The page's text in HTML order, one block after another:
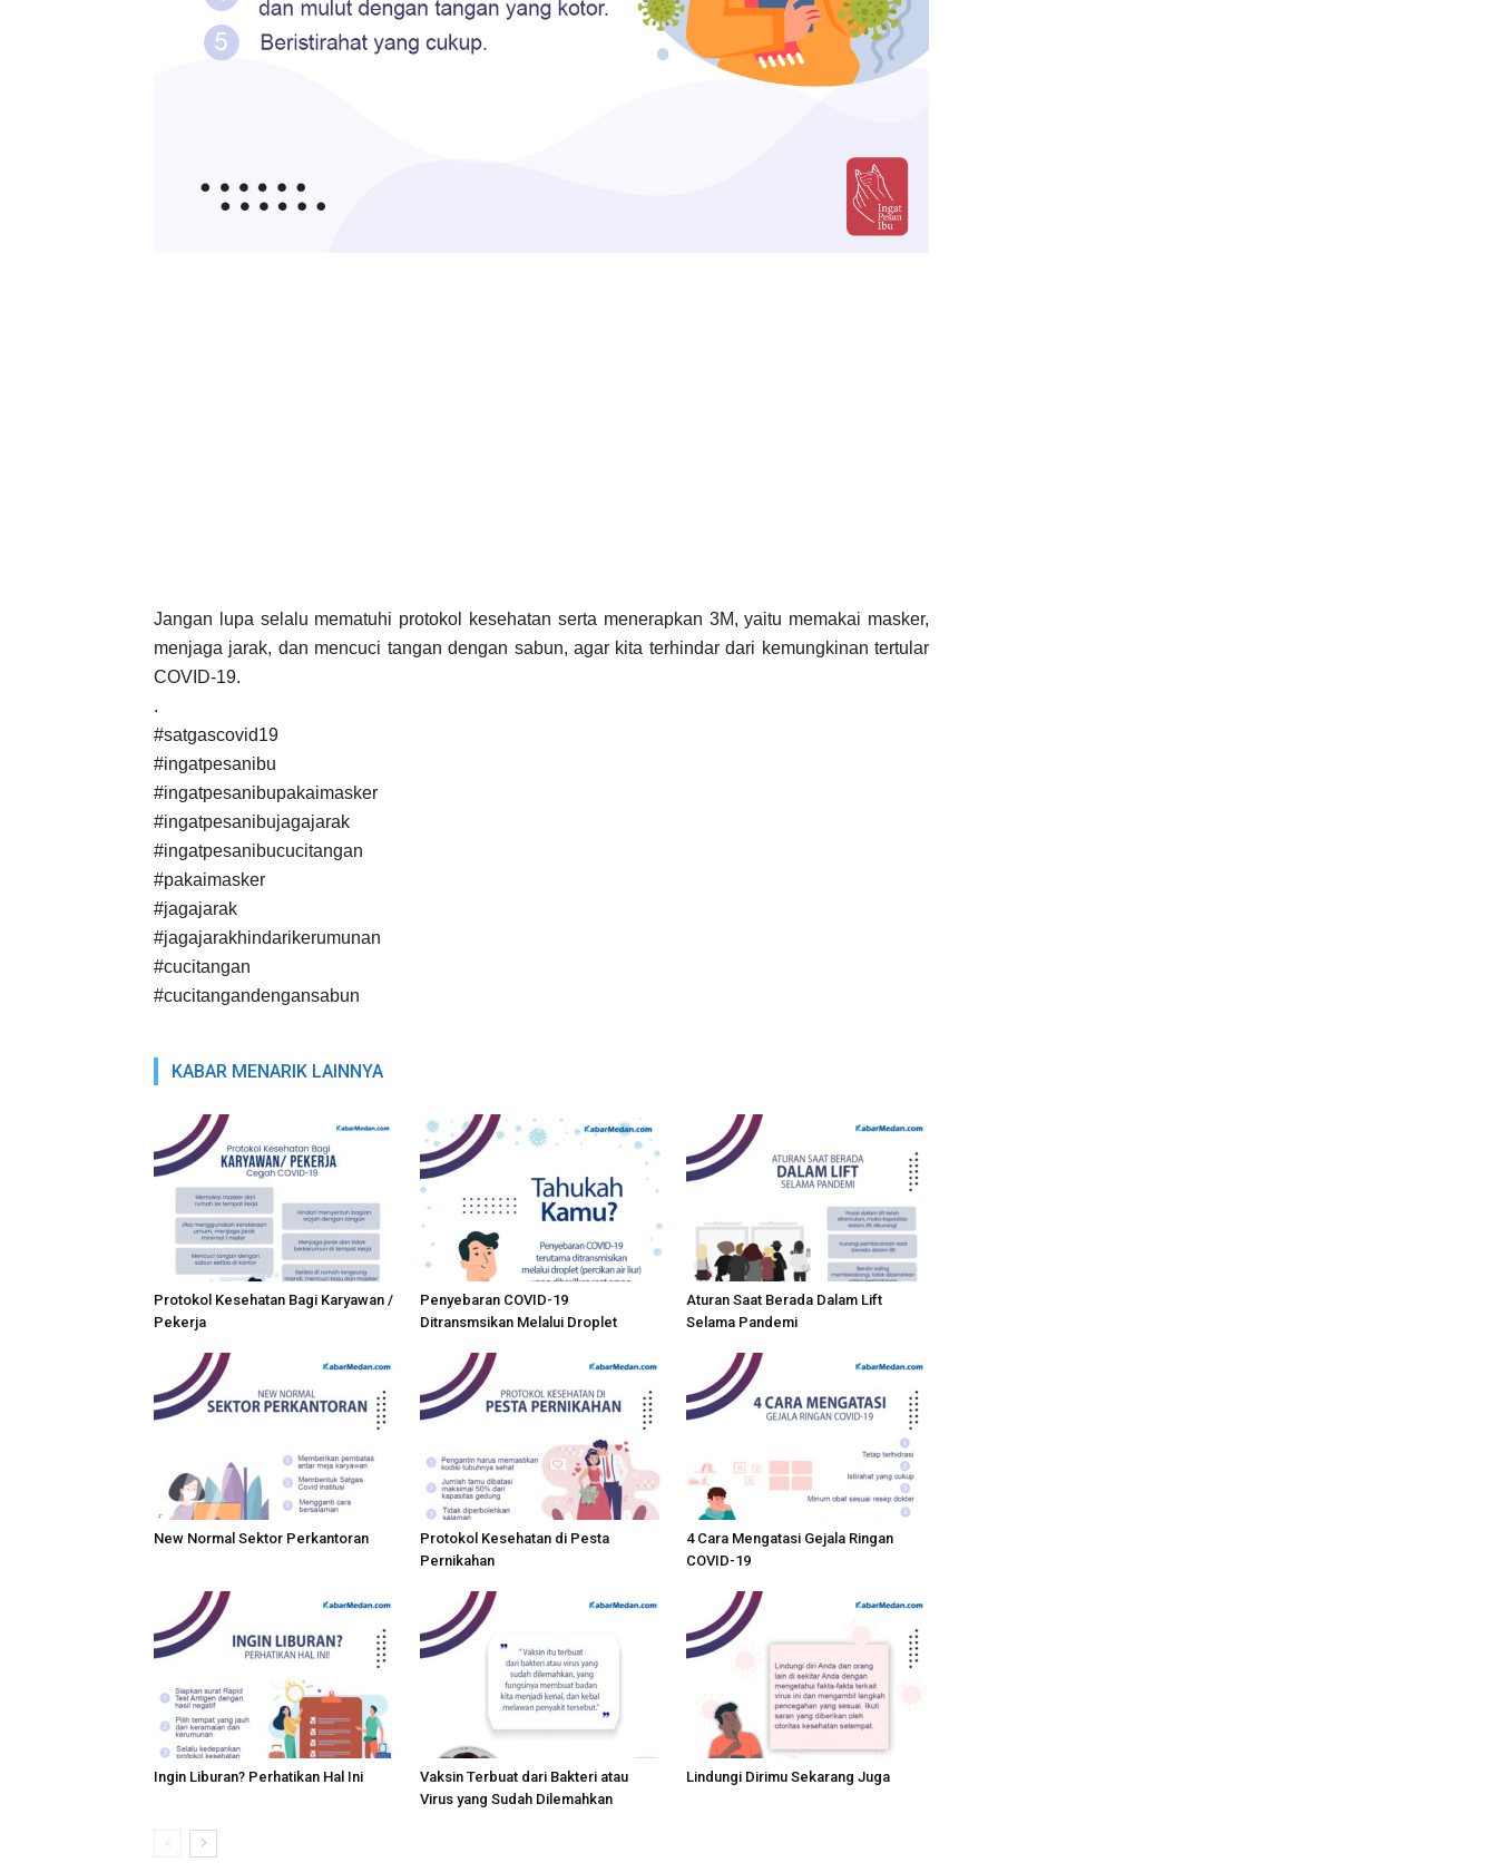
Jangan lupa selalu mematuhi protokol kesehatan serta menerapkan 3M, yaitu memakai masker,
menjaga jarak, dan mencuci tangan dengan sabun, agar kita terhindar dari kemungkinan tertular
COVID-19.
.
#satgascovid19
#ingatpesanibu
#ingatpesanibupakaimasker
#ingatpesanibujagajarak
#ingatpesanibucucitangan
#pakaimasker
#jagajarak
#jagajarakhindarikerumunan
#cucitangan
#cucitangandengansabun
KABAR MENARIK LAINNYA
Protokol Kesehatan Bagi Karyawan /
Pekerja
Penyebaran COVID-19
Ditransmsikan Melalui Droplet
Aturan Saat Berada Dalam Lift
Selama Pandemi
New Normal Sektor Perkantoran
Protokol Kesehatan di Pesta
Pernikahan
4 Cara Mengatasi Gejala Ringan
COVID-19
Ingin Liburan? Perhatikan Hal Ini
Vaksin Terbuat dari Bakteri atau
Virus yang Sudah Dilemahkan
Lindungi Dirimu Sekarang Juga